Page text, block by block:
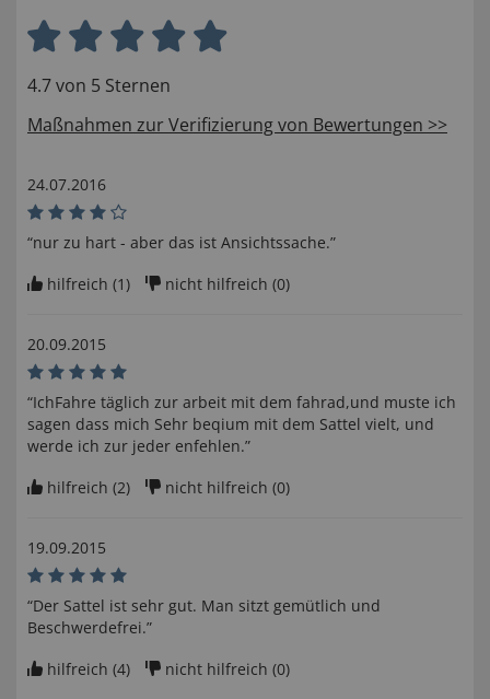
4.7 von 5 Sternen
Maßnahmen zur Verifizierung von Bewertungen >>
24.07.2016
“nur zu hart - aber das ist Ansichtssache.”
hilfreich (1) nicht hilfreich (0)
20.09.2015
“IchFahre täglich zur arbeit mit dem fahrad,und muste ich
sagen dass mich Sehr beqium mit dem Sattel vielt, und
werde ich zur jeder enfehlen.”
hilfreich (2) nicht hilfreich (0)
19.09.2015
“Der Sattel ist sehr gut. Man sitzt gemütlich und
Beschwerdefrei.”
hilfreich (4) nicht hilfreich (0)